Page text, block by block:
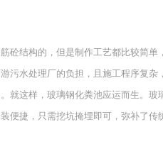
砼结构的，但是制作工艺都比较简单
污水处理厂的负担，且施工程序复杂
就这样，玻璃钢化粪池应运而生。玻
便捷，只需挖坑掩埋即可，弥补了